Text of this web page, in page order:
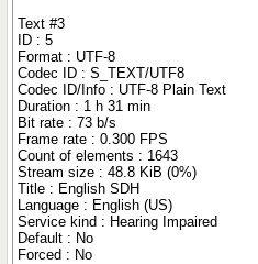
Text #3
ID : 5
Format : UTF-8
Codec ID : S_TEXT/UTF8
Codec ID/Info : UTF-8 Plain Text
Duration : 1 h 31 min
Bit rate : 73 b/s
Frame rate : 0.300 FPS
Count of elements : 1643
Stream size : 48.8 KiB (0%)
Title : English SDH
Language : English (US)
Service kind : Hearing Impaired
Default : No
Forced : No